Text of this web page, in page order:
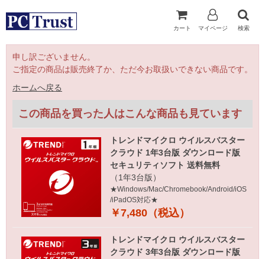
カート マイページ 検索
申し訳ございません。
ご指定の商品は販売終了か、ただ今お取扱いできない商品です。
ホームへ戻る
この商品を買った人はこんな商品も見ています
トレンドマイクロ ウイルスバスター
クラウド 1年3台版 ダウンロード版
セキュリティソフト 送料無料
（1年3台版）
★Windows/Mac/Chromebook/Android/iOS
/iPadOS対応★
￥7,480（税込）
トレンドマイクロ ウイルスバスター
クラウド 3年3台版 ダウンロード版